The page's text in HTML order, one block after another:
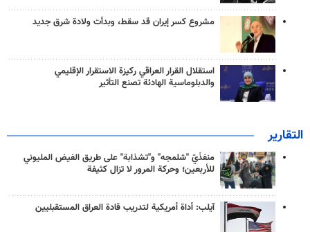
مشروع كسر إيران قد سقط، وبدأت ولادة شرق جديد
استقلال القرار العراقي ركيزة الاستقرار الإقليمي
والدبلوماسية الهادئة تصنع التأثير
التقارير
منفذَيّ "شلمجه" و"تشذابة" على طريق الفيض المليوني
للأربعين؛ وحركة المرور لا تزال كثيفة
آيلب: أداة أمريكية لتدريب قادة العراق المستقبليين